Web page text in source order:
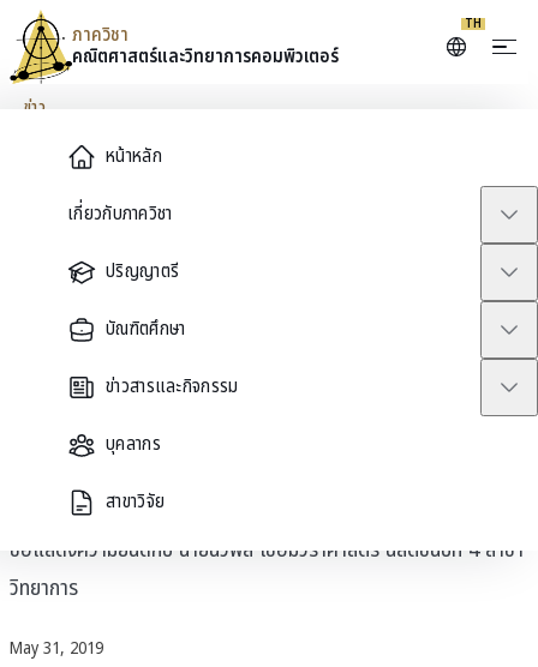
Skip to content
หน้าหลัก
เกี่ยวกับภาควิชา
ปริญญาตรี
บัณฑิตศึกษา
ข่าวสารและกิจกรรม
บุคลากร
สาขาวิจัย
ภาควิชา
คณิตศาสตร์และวิทยาการคอมพิวเตอร์
TH
ข่าว
ขอแสดงความยินดีกับ นายนว
พล เชื่อมวราศาสตร์ ที่ได้รับ
รางวัลรองชนะเลิศอันดับ 2 ใน
การประกวด FameLab
Thailand Compatition
2019
ขอแสดงความยินดีกับ นายนวพล เชื่อมวราศาสตร์ นิสิตชั้นปีที่ 4 สาขา
วิทยาการ
May 31, 2019